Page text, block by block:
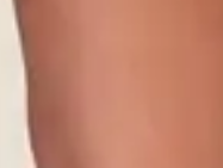
de Troca/Devolução.
cartão. Parcela mínima